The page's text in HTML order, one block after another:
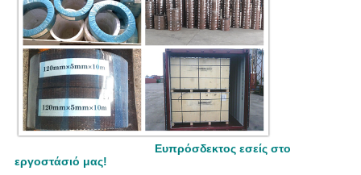
Ευπρόσδεκτος εσείς στο
εργοστάσιό μας!